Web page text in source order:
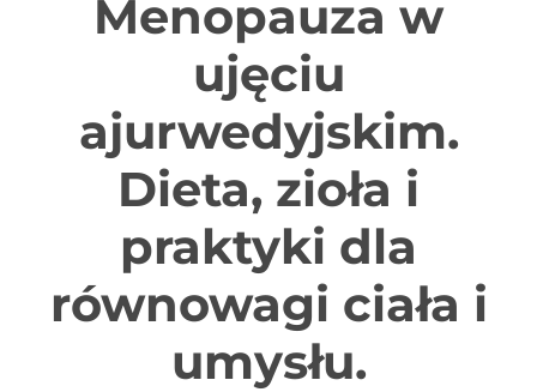
Menopauza w
ujęciu
ajurwedyjskim.
Dieta, zioła i
praktyki dla
równowagi ciała i
umysłu.